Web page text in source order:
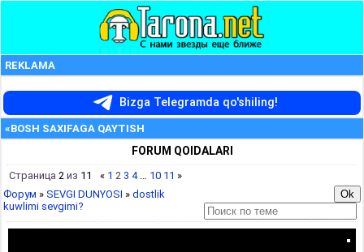
REKLAMA
Bizga Telegramda qo'shiling!
«BOSH SAXIFAGA QAYTISH
FORUM QOIDALARI
Страница 2 из 11 « 1 2 3 4 … 10 11 »
Форум » SEVGI DUNYOSI » dostlik
kuwlimi sevgimi?